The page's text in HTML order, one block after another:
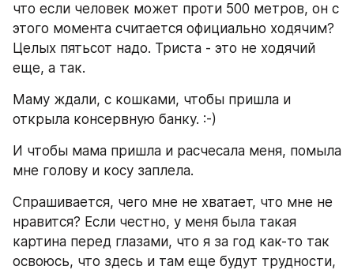
что если человек может проти 500 метров, он с
этого момента считается официально ходячим?
Целых пятьсот надо. Триста - это не ходячий
еще, а так.
Маму ждали, с кошками, чтобы пришла и
открыла консервную банку. :-)
И чтобы мама пришла и расчесала меня, помыла
мне голову и косу заплела.
Спрашивается, чего мне не хватает, что мне не
нравится? Если честно, у меня была такая
картина перед глазами, что я за год как-то так
освоюсь, что здесь и там еще будут трудности,